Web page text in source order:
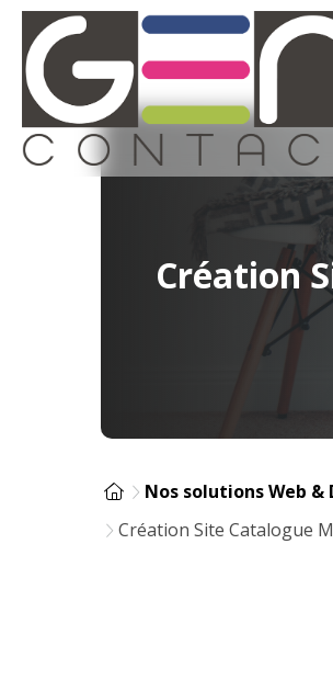
Création
Nos solutions Web
Création Site Catalogue